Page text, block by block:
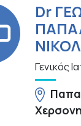
Dr
Γενικός